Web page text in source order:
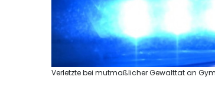
Verletzte bei mutmaßlicher Gewalttat an